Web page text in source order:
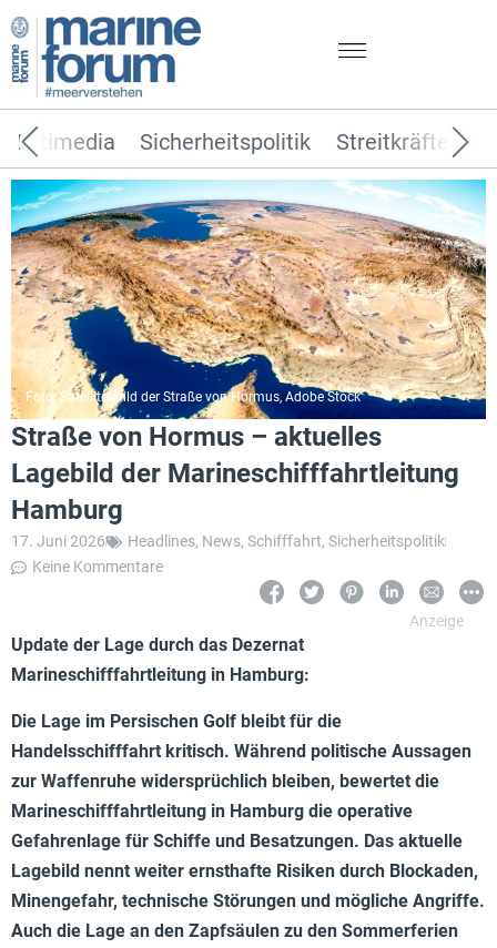
Sicherheitspolitik Streitkräfte
Multimedia
Foto: Satellitenbild der Straße von Hormus, Adobe Stock
Straße von Hormus – aktuelles
Lagebild der Marineschifffahrtleitung
Hamburg
17. Juni 2026 Headlines, News, Schifffahrt, Sicherheitspolitik
Keine Kommentare
Update der Lage durch das Dezernat
Marineschifffahrtleitung in Hamburg:
Die Lage im Persischen Golf bleibt für die
Handelsschifffahrt kritisch. Während politische Aussagen
zur Waffenruhe widersprüchlich bleiben, bewertet die
Marineschifffahrtleitung in Hamburg die operative
Gefahrenlage für Schiffe und Besatzungen. Das aktuelle
Lagebild nennt weiter ernsthafte Risiken durch Blockaden,
Minengefahr, technische Störungen und mögliche Angriffe.
Auch die Lage an den Zapfsäulen zu den Sommerferien